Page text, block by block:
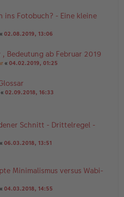
ins Fotobuch? - Eine kleine
« 02.08.2019, 13:06
Bedeutung ab Februar 2019
« 04.02.2019, 01:25
« 02.09.2018, 16:33
Schnitt - Drittelregel -
« 06.03.2018, 13:51
Minimalismus versus Wabi-
« 04.03.2018, 14:55